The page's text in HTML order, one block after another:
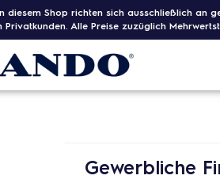
diesem Shop richten sich ausschließlich an
Privatkunden. Alle Preise zuzüglich
Gewerbliche